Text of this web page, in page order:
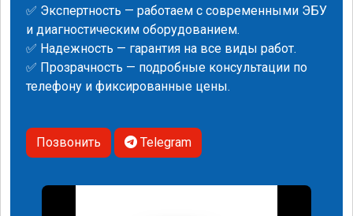
✅ Экспертность — работаем с современными ЭБУ
и диагностическим оборудованием.
✅ Надежность — гарантия на все виды работ.
✅ Прозрачность — подробные консультации по
телефону и фиксированные цены.
Позвонить Telegram